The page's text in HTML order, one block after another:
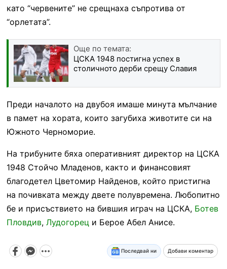
като “червените” не срещнаха съпротива от
“орлетата”.
Още по темата:
ЦСКА 1948 постигна успех в
столичното дерби срещу Славия
Преди началото на двубоя имаше минута мълчание
в памет на хората, които загубиха животите си на
Южното Черноморие.
На трибуните бяха оперативният директор на ЦСКА
1948 Стойчо Младенов, както и финансовият
благодетел Цветомир Найденов, който пристигна
на почивката между двете полувремена. Любопитно
бе и присъствието на бившия играч на ЦСКА, Ботев
Пловдив, Лудогорец и Берое Абел Анисе.
Последвай ни Добави коментар